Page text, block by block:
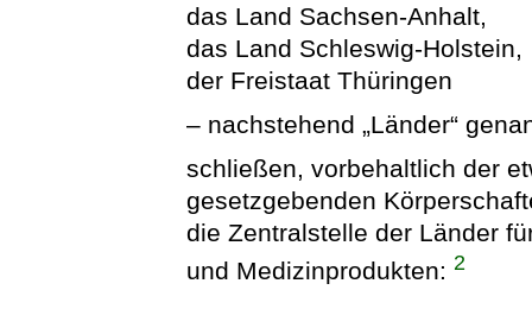
das Land Sachsen-Anhalt,
das Land Schleswig-Holstein,
der Freistaat Thüringen
– nachstehend „Länder“
schließen, vorbehaltlich der
gesetzgebenden
die Zentralstelle der Länder
und Medizinprodukten:2